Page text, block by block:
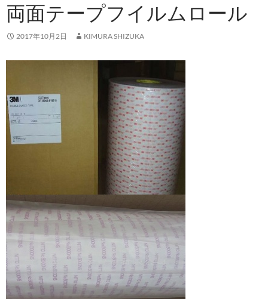
両面テープフイルムロール
2017年10月2日 KIMURA SHIZUKA